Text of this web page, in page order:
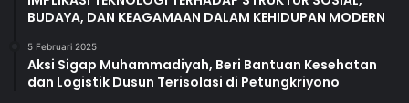
BUDAYA, DAN KEAGAMAAN DALAM KEHIDUPAN MODERN
5 Februari 2025
Aksi Sigap Muhammadiyah, Beri Bantuan Kesehatan
dan Logistik Dusun Terisolasi di Petungkriyono